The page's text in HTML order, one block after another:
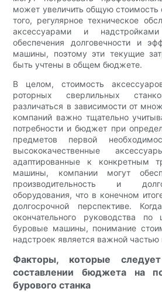
может увеличить общую стоимость
того, регулярное техническое
аксессуарами и
обеспечения долговечности и
машины, поэтому эти текущие
быть учтены в общем бюджете.
В целом, стоимость
роторных сверлильных
различаться в зависимости от
компаний важно тщательно
потребности и бюджет при
предметов первой
высококачественные
адаптированные к конкретным
машины, компании могут
производительность и
оборудования, что в конечном
долгосрочной перспективе.
окончательного руководства
буровые машины, понимание
надстроек является важной частью
Факторы, которые
составлении бюджета на
бурового станка